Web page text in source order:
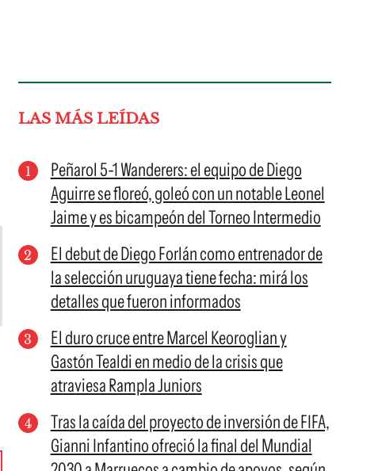
LAS MÁS LEÍDAS
Peñarol 5-1 Wanderers: el equipo de Diego
Aguirre se floreó, goleó con un notable Leonel
Jaime y es bicampeón del Torneo Intermedio
El debut de Diego Forlán como entrenador de
la selección uruguaya tiene fecha: mirá los
detalles que fueron informados
El duro cruce entre Marcel Keoroglian y
Gastón Tealdi en medio de la crisis que
atraviesa Rampla Juniors
Tras la caída del proyecto de inversión de FIFA,
Gianni Infantino ofreció la final del Mundial